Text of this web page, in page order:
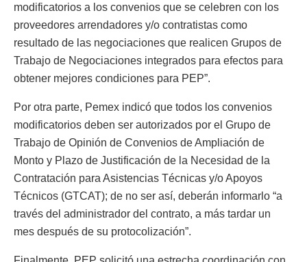
modificatorios a los convenios que se celebren con los
proveedores arrendadores y/o contratistas como
resultado de las negociaciones que realicen Grupos de
Trabajo de Negociaciones integrados para efectos para
obtener mejores condiciones para PEP”.
Por otra parte, Pemex indicó que todos los convenios
modificatorios deben ser autorizados por el Grupo de
Trabajo de Opinión de Convenios de Ampliación de
Monto y Plazo de Justificación de la Necesidad de la
Contratación para Asistencias Técnicas y/o Apoyos
Técnicos (GTCAT); de no ser así, deberán informarlo “a
través del administrador del contrato, a más tardar un
mes después de su protocolización”.